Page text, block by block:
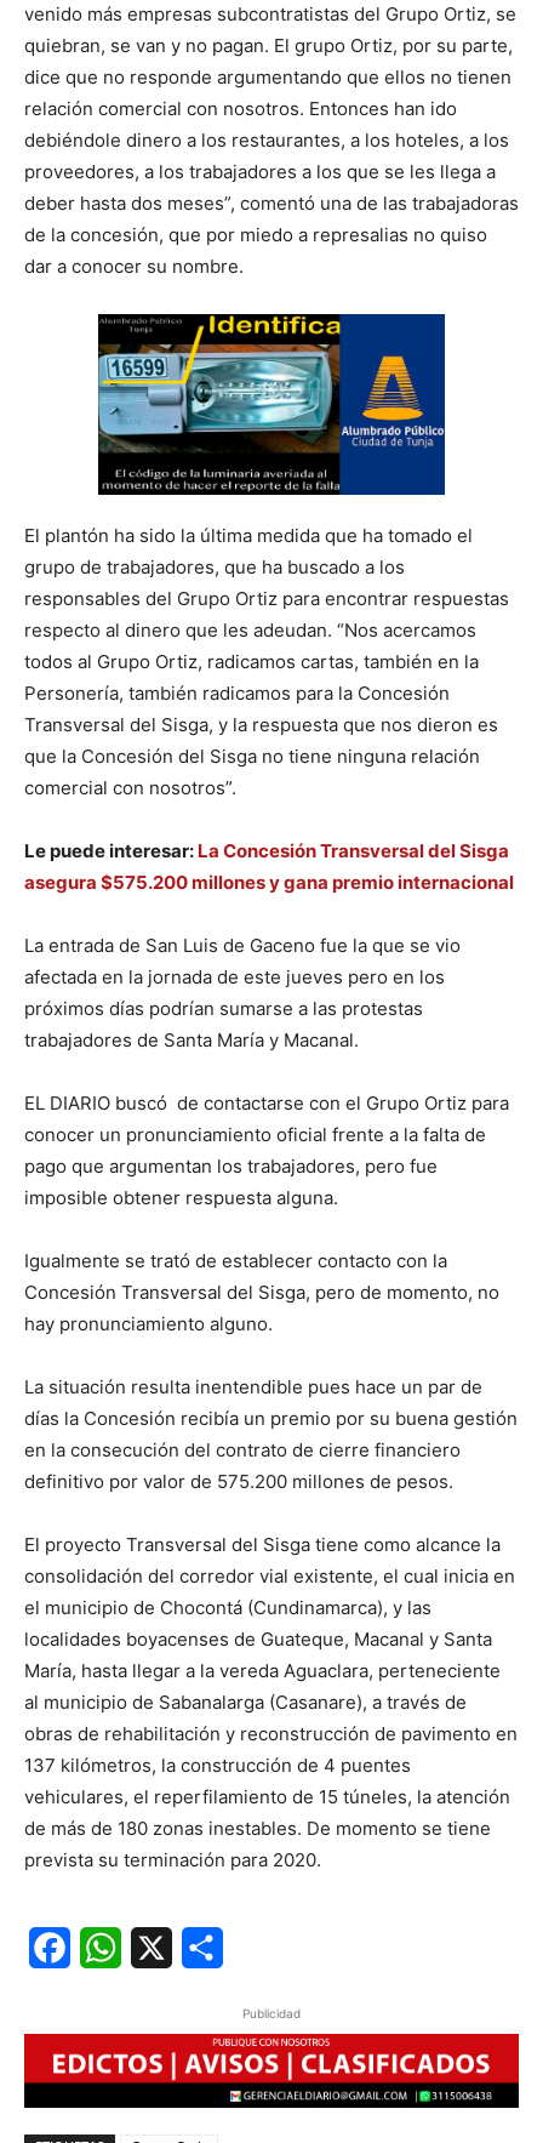
venido más empresas subcontratistas del Grupo Ortiz, se
quiebran, se van y no pagan. El grupo Ortiz, por su parte,
dice que no responde argumentando que ellos no tienen
relación comercial con nosotros. Entonces han ido
debiéndole dinero a los restaurantes, a los hoteles, a los
proveedores, a los trabajadores a los que se les llega a
deber hasta dos meses”, comentó una de las trabajadoras
de la concesión, que por miedo a represalias no quiso
dar a conocer su nombre.
El plantón ha sido la última medida que ha tomado el
grupo de trabajadores, que ha buscado a los
responsables del Grupo Ortiz para encontrar respuestas
respecto al dinero que les adeudan. “Nos acercamos
todos al Grupo Ortiz, radicamos cartas, también en la
Personería, también radicamos para la Concesión
Transversal del Sisga, y la respuesta que nos dieron es
que la Concesión del Sisga no tiene ninguna relación
comercial con nosotros”.
Le puede interesar: La Concesión Transversal del Sisga
asegura $575.200 millones y gana premio internacional
La entrada de San Luis de Gaceno fue la que se vio
afectada en la jornada de este jueves pero en los
próximos días podrían sumarse a las protestas
trabajadores de Santa María y Macanal.
EL DIARIO buscó de contactarse con el Grupo Ortiz para
conocer un pronunciamiento oficial frente a la falta de
pago que argumentan los trabajadores, pero fue
imposible obtener respuesta alguna.
Igualmente se trató de establecer contacto con la
Concesión Transversal del Sisga, pero de momento, no
hay pronunciamiento alguno.
La situación resulta inentendible pues hace un par de
días la Concesión recibía un premio por su buena gestión
en la consecución del contrato de cierre financiero
definitivo por valor de 575.200 millones de pesos.
El proyecto Transversal del Sisga tiene como alcance la
consolidación del corredor vial existente, el cual inicia en
el municipio de Chocontá (Cundinamarca), y las
localidades boyacenses de Guateque, Macanal y Santa
María, hasta llegar a la vereda Aguaclara, perteneciente
al municipio de Sabanalarga (Casanare), a través de
obras de rehabilitación y reconstrucción de pavimento en
137 kilómetros, la construcción de 4 puentes
vehiculares, el reperfilamiento de 15 túneles, la atención
de más de 180 zonas inestables. De momento se tiene
prevista su terminación para 2020.
FacebookWhatsApp
Publicidad